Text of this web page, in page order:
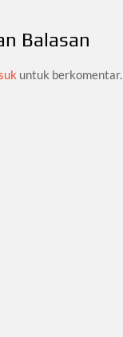
Balasan
untuk berkomentar.